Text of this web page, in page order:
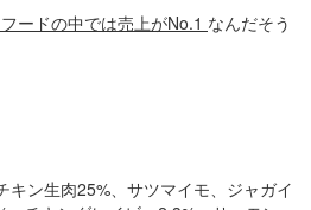
ードの中では売上がNo.1 なんだそう
キン生肉25%、サツマイモ、ジャガイ